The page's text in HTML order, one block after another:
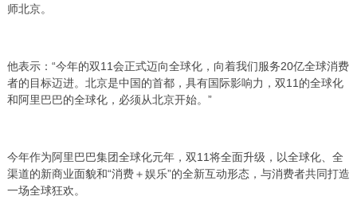
师北京。
他表示：“今年的双11会正式迈向全球化，向着我们服务20亿全球消费
者的目标迈进。北京是中国的首都，具有国际影响力，双11的全球化
和阿里巴巴的全球化，必须从北京开始。”
今年作为阿里巴巴集团全球化元年，双11将全面升级，以全球化、全
渠道的新商业面貌和“消费＋娱乐”的全新互动形态，与消费者共同打造
一场全球狂欢。